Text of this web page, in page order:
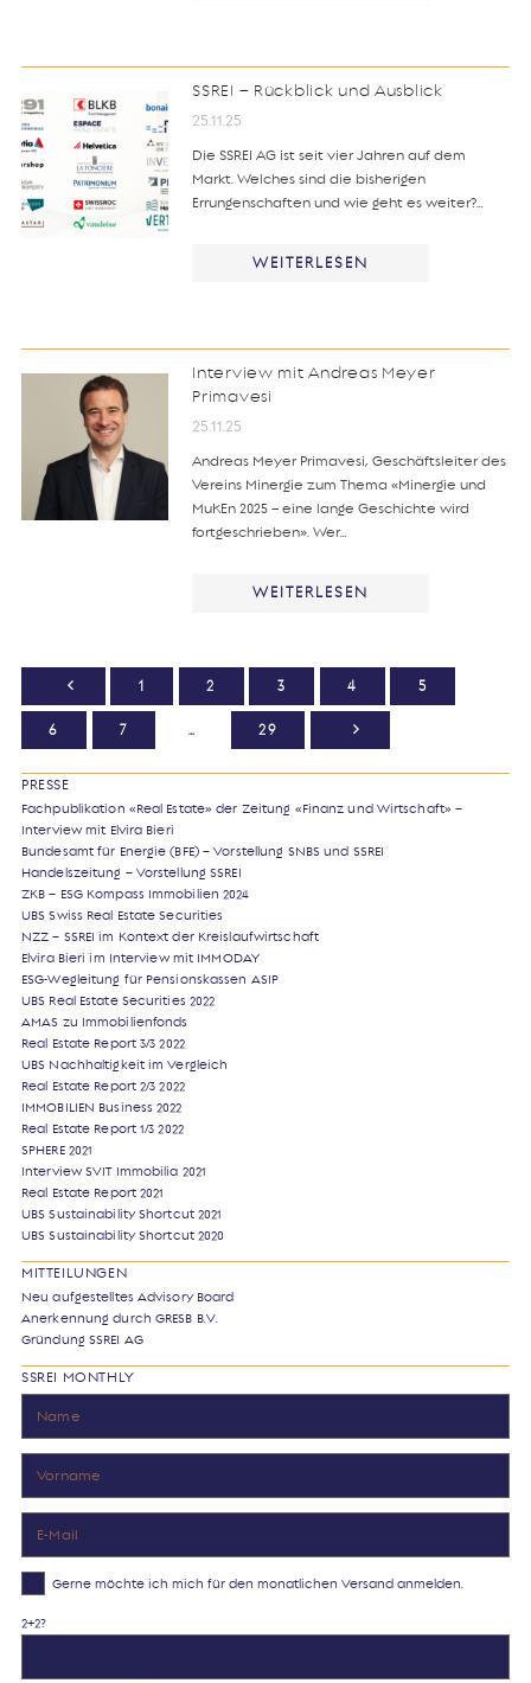
SSREI – Rückblick und Ausblick
25.11.25
Die SSREI AG ist seit vier Jahren auf dem
Markt. Welches sind die bisherigen
Errungenschaften und wie geht es weiter?…
WEITERLESEN
Interview mit Andreas Meyer
Primavesi
25.11.25
Andreas Meyer Primavesi, Geschäftsleiter des
Vereins Minergie zum Thema «Minergie und
MuKEn 2025 – eine lange Geschichte wird
fortgeschrieben». Wer…
WEITERLESEN
1 2 3 4 5
6 7 … 29
PRESSE
Fachpublikation «Real Estate» der Zeitung «Finanz und Wirtschaft» –
Interview mit Elvira Bieri
Bundesamt für Energie (BFE) – Vorstellung SNBS und SSREI
Handelszeitung – Vorstellung SSREI
ZKB – ESG Kompass Immobilien 2024
UBS Swiss Real Estate Securities
NZZ – SSREI im Kontext der Kreislaufwirtschaft
Elvira Bieri im Interview mit IMMODAY
ESG-Wegleitung für Pensionskassen ASIP
UBS Real Estate Securities 2022
AMAS zu Immobilienfonds
Real Estate Report 3/3 2022
UBS Nachhaltigkeit im Vergleich
Real Estate Report 2/3 2022
IMMOBILIEN Business 2022
Real Estate Report 1/3 2022
SPHERE 2021
Interview SVIT Immobilia 2021
Real Estate Report 2021
UBS Sustainability Shortcut 2021
UBS Sustainability Shortcut 2020
MITTEILUNGEN
Neu aufgestelltes Advisory Board
Anerkennung durch GRESB B.V.
Gründung SSREI AG
SSREI MONTHLY
Gerne möchte ich mich für den monatlichen Versand anmelden.
2+2?